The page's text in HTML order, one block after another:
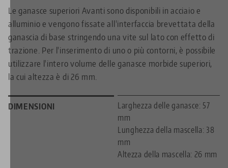
Le ganasce superiori Avanti sono disponibili in acciaio e
alluminio e vengono fissate all'interfaccia brevettata della
ganascia di base stringendo una vite sul lato con effetto di
trazione. Per l'inserimento di uno o più contorni, è possibile
utilizzare l'intero volume delle ganasce morbide superiori,
la cui altezza è di 26 mm.
DIMENSIONI
Larghezza delle ganasce: 57
mm
Lunghezza della mascella: 38
mm
Altezza della mascella: 26 mm